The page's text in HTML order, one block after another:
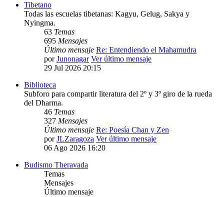
Tibetano
Todas las escuelas tibetanas: Kagyu, Gelug, Sakya y
Nyingma.
63 Temas
695 Mensajes
Último mensaje Re: Entendiendo el Mahamudra
porJunonagar Ver último mensaje
29 Jul 2026 20:15
Biblioteca
Subforo para compartir literatura del 2º y 3º giro de la rueda
del Dharma.
46 Temas
327 Mensajes
Último mensaje Re: Poesía Chan y Zen
porJLZaragoza Ver último mensaje
06 Ago 2026 16:20
Budismo Theravada
Temas
Mensajes
Último mensaje